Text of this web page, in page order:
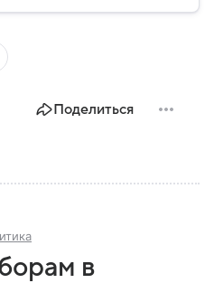
главное о союзной РФ
Поделиться
в